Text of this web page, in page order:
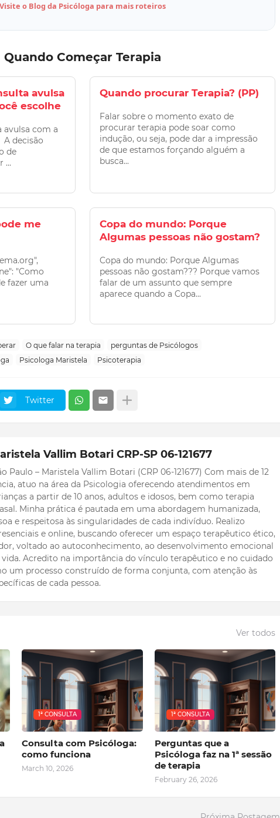
Visite o Blog da Psicóloga para mais roteiros
Quando Começar Terapia
avulsa
escolhe
avulsa com a
A decisão
de
...
Quando procurar Terapia? (PP)
Falar sobre o momento exato de
procurar terapia pode soar como
indução, ou seja, pode dar a impressão
de que estamos forçando alguém a
busca...
me
"Como
fazer uma
Copa do mundo: Porque
Algumas pessoas não gostam?
Copa do mundo: Porque Algumas
pessoas não gostam??? Porque vamos
falar de um assunto que sempre
aparece quando a Copa...
O que falar na terapia
perguntas de Psicólogos
Psicologa Maristela Psicoterapia
Twitter
Vallim Botari CRP-SP 06-121677
Paulo – Maristela Vallim Botari (CRP 06-121677) Com mais de 12
atuo na área da Psicologia oferecendo atendimentos em
a partir de 10 anos, adultos e idosos, bem como terapia
Minha prática é pautada em uma abordagem humanizada,
e respeitosa às singularidades de cada indivíduo. Realizo
e online, buscando oferecer um espaço terapêutico ético,
voltado ao autoconhecimento, ao desenvolvimento emocional
vida. Acredito na importância do vínculo terapêutico e no cuidado
um processo construído de forma conjunta, com atenção às
de cada pessoa.
Ver todos
1ª CONSULTA
Consulta com Psicóloga:
como funciona
March 10, 2026
1ª CONSULTA
Perguntas que a
Psicóloga faz na 1ª sessão
de terapia
February 26, 2026